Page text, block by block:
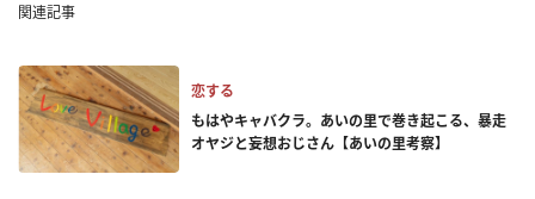
関連記事
恋する
もはやキャバクラ。あいの里で巻き起こる、暴走
オヤジと妄想おじさん【あいの里考察】